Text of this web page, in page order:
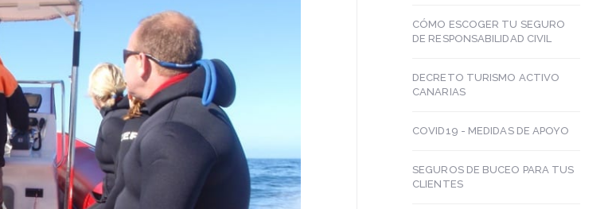
CÓMO ESCOGER TU SEGURO
DE RESPONSABILIDAD CIVIL
DECRETO TURISMO ACTIVO
CANARIAS
COVID19 - MEDIDAS DE APOYO
SEGUROS DE BUCEO PARA TUS
CLIENTES